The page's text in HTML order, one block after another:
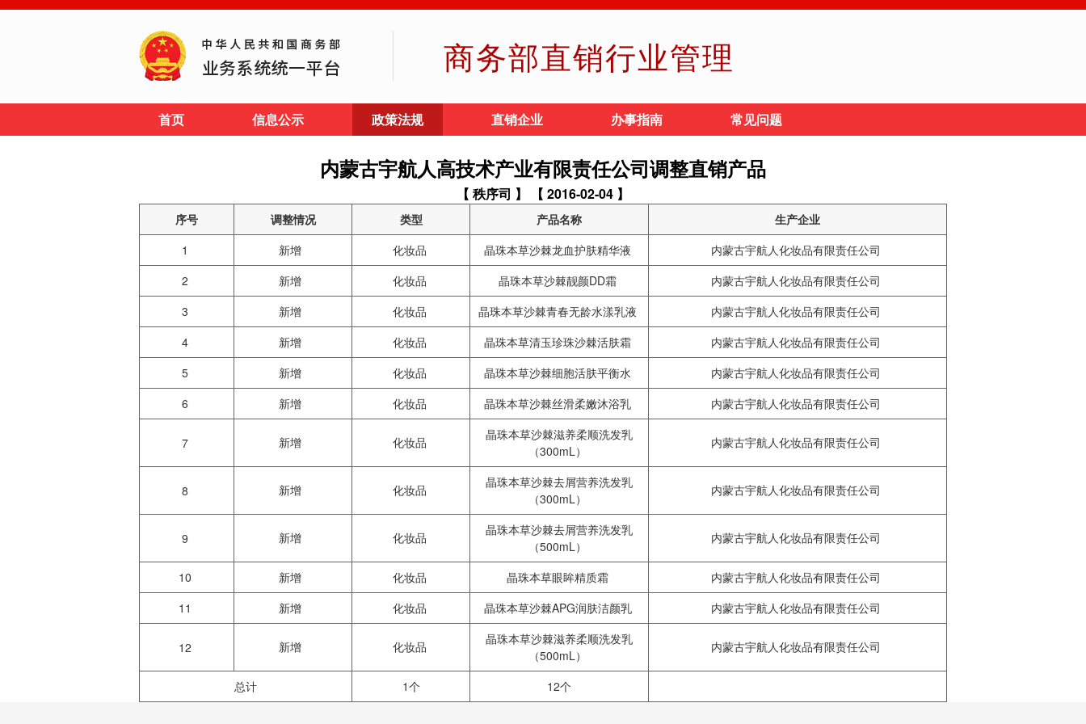
商务部直销行业管理
首页 信息公示 政策法规 直销企业 办事指南 常见问题
内蒙古宇航人高技术产业有限责任公司调整直销产品
【 秩序司 】 【 2016-02-04 】
序号 调整情况 类型 产品名称
生产企业
1
新增 化妆品 晶珠本草沙棘龙血护肤精华液
内蒙古宇航人化妆品有限责任公司
2
新增 化妆品 晶珠本草沙棘靓颜DD霜
内蒙古宇航人化妆品有限责任公司
3
新增 化妆品 晶珠本草沙棘青春无龄水漾乳液
内蒙古宇航人化妆品有限责任公司
4
新增 化妆品 晶珠本草清玉珍珠沙棘活肤霜
内蒙古宇航人化妆品有限责任公司
5
新增 化妆品 晶珠本草沙棘细胞活肤平衡水
内蒙古宇航人化妆品有限责任公司
6
新增 化妆品 晶珠本草沙棘丝滑柔嫩沐浴乳 内蒙古宇航人化妆品有限责任公司
7 新增 化妆品
晶珠本草沙棘滋养柔顺洗发乳
（300mL）
内蒙古宇航人化妆品有限责任公司
8 新增 化妆品
晶珠本草沙棘去屑营养洗发乳
（300mL）
内蒙古宇航人化妆品有限责任公司
9 新增 化妆品
晶珠本草沙棘去屑营养洗发乳
（500mL）
内蒙古宇航人化妆品有限责任公司
10 新增 化妆品 晶珠本草眼眸精质霜
内蒙古宇航人化妆品有限责任公司
11
新增 化妆品 晶珠本草沙棘APG润肤洁颜乳 内蒙古宇航人化妆品有限责任公司
12 新增 化妆品
晶珠本草沙棘滋养柔顺洗发乳
（500mL）
内蒙古宇航人化妆品有限责任公司
总计 1个 12个